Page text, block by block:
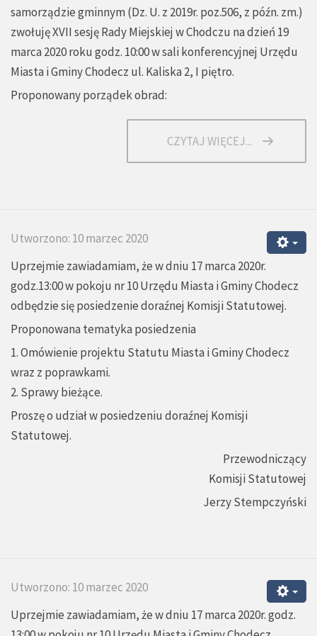
samorządzie gminnym (Dz. U. z 2019r. poz.506, z późn. zm.)
zwołuję XVII sesję Rady Miejskiej w Chodczu na dzień 19
marca 2020 roku godz. 10:00 w sali konferencyjnej Urzędu
Miasta i Gminy Chodecz ul. Kaliska 2, I piętro.
Proponowany porządek obrad:
CZYTAJ WIĘCEJ...
Utworzono: 10 marzec 2020
Uprzejmie zawiadamiam, że w dniu 17 marca 2020r.
godz.13:00 w pokoju nr 10 Urzędu Miasta i Gminy Chodecz
odbędzie się posiedzenie doraźnej Komisji Statutowej.
Proponowana tematyka posiedzenia
1. Omówienie projektu Statutu Miasta i Gminy Chodecz
wraz z poprawkami.
2. Sprawy bieżące.
Proszę o udział w posiedzeniu doraźnej Komisji
Statutowej.
Przewodniczący
Komisji Statutowej
Jerzy Stempczyński
Utworzono: 10 marzec 2020
Uprzejmie zawiadamiam, że w dniu 17 marca 2020r. godz.